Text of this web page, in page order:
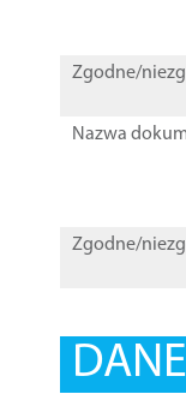
Zgodne/
Nazwa
Zgodne/